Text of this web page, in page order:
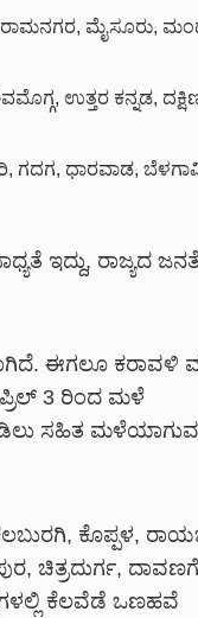
ಮೈಸೂರು,
ಉತ್ತರ ಕನ್ನಡ,
ಗದಗ, ಧಾರವಾಡ,
ಇದ್ದು, ರಾಜ್ಯದ ಜನತೆ
ಈಗಲೂ ಕರಾವಳಿ
3 ರಿಂದ ಮಳೆ
ಸಹಿತ ಮಳೆಯಾಗುವ
ಕೊಪ್ಪಳ,
ಚಿತ್ರದುರ್ಗ,
ಕೆಲವೆಡೆ ಒಣಹವೆ